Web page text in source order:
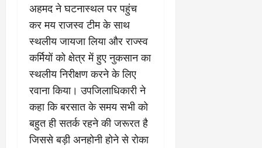
अहमद ने घटनास्थल पर पहुंच
कर मय राजस्व टीम के साथ
स्थलीय जायजा लिया और राज्स्व
कर्मियों को क्षेत्र में हुए नुकसान का
स्थलीय निरीक्षण करने के लिए
रवाना किया। उपजिलाधिकारी ने
कहा कि बरसात के समय सभी को
बहुत ही सतर्क रहने की जरूरत है
जिससे बड़ी अनहोनी होने से रोका